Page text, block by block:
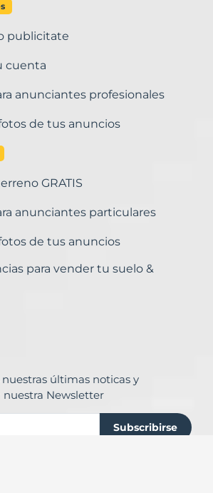
publicitate
cuenta
anunciantes profesionales
de tus anuncios
GRATIS
anunciantes particulares
de tus anuncios
para vender tu suelo &
últimas noticas y
nuestra Newsletter
Subscribirse